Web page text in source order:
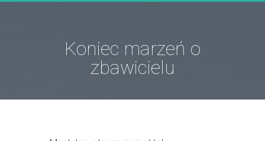
Koniec marzeń o
zbawicielu